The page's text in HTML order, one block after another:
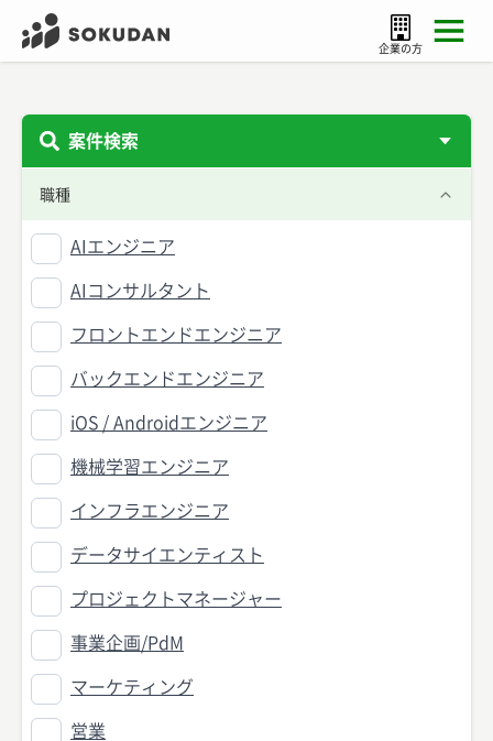
企業の方
案件検索
職種
AIエンジニア
AIコンサルタント
フロントエンドエンジニア
バックエンドエンジニア
iOS / Androidエンジニア
機械学習エンジニア
インフラエンジニア
データサイエンティスト
プロジェクトマネージャー
事業企画/PdM
マーケティング
営業